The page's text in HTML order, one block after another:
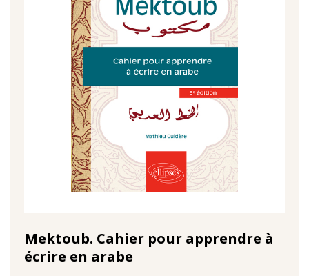
Mektoub. Cahier pour apprendre à
écrire en arabe